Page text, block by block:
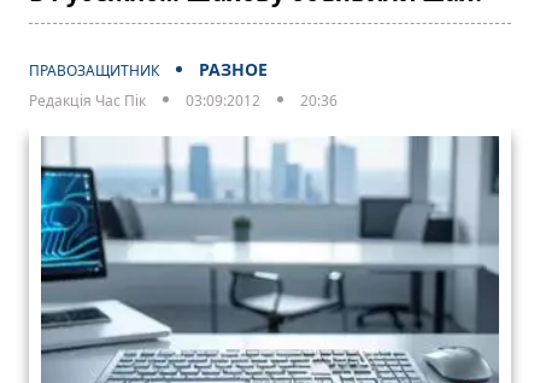
ПРАВОЗАЩИТНИК РАЗНОЕ
Редакція Час Пік 03:09:2012 20:36